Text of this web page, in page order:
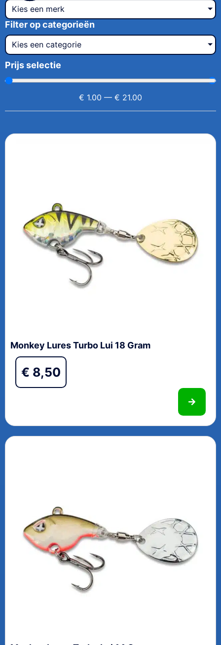
Kies een merk
Filter op categorieën
Kies een categorie
Prijs selectie
€ 1.00 — € 21.00
Monkey Lures Turbo Lui 18 Gram
€ 8,50